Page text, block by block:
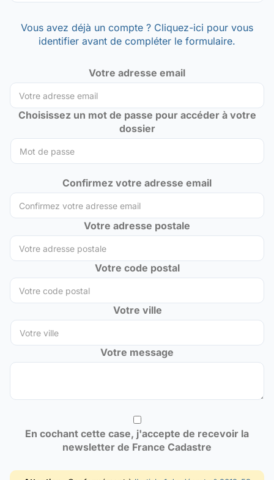
Vous avez déjà un compte ? Cliquez-ici pour vous
identifier avant de compléter le formulaire.
Votre adresse email
Choisissez un mot de passe pour accéder à votre
dossier
Confirmez votre adresse email
Votre adresse postale
Votre code postal
Votre ville
Votre message
En cochant cette case, j'accepte de recevoir la
newsletter de France Cadastre